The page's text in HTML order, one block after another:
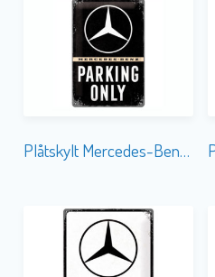
Plåtskylt Mercedes-Benz Parking Only 20×30